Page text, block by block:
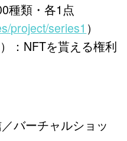
種類・各1点
project/series1 ）
：NFTを貰える権利
バーチャルショッ